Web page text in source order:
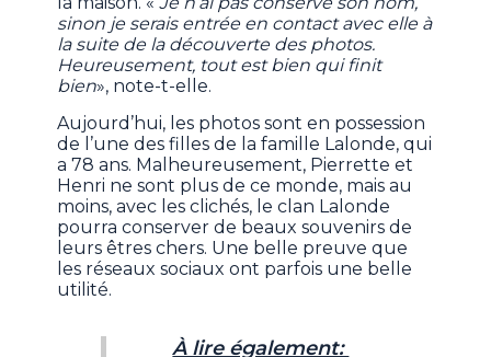
sinon je serais entrée en contact avec elle à
la suite de la découverte des photos.
Heureusement, tout est bien qui finit
bien», note-t-elle.
Aujourd’hui, les photos sont en possession
de l’une des filles de la famille Lalonde, qui
a 78 ans. Malheureusement, Pierrette et
Henri ne sont plus de ce monde, mais au
moins, avec les clichés, le clan Lalonde
pourra conserver de beaux souvenirs de
leurs êtres chers. Une belle preuve que
les réseaux sociaux ont parfois une belle
utilité.
À lire également: